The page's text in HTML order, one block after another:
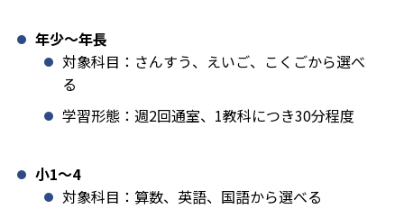
年少〜年長
対象科目：さんすう、えいご、こくごから選べ
る
学習形態：週2回通室、1教科につき30分程度
小1️〜4
対象科目：算数、英語、国語から選べる